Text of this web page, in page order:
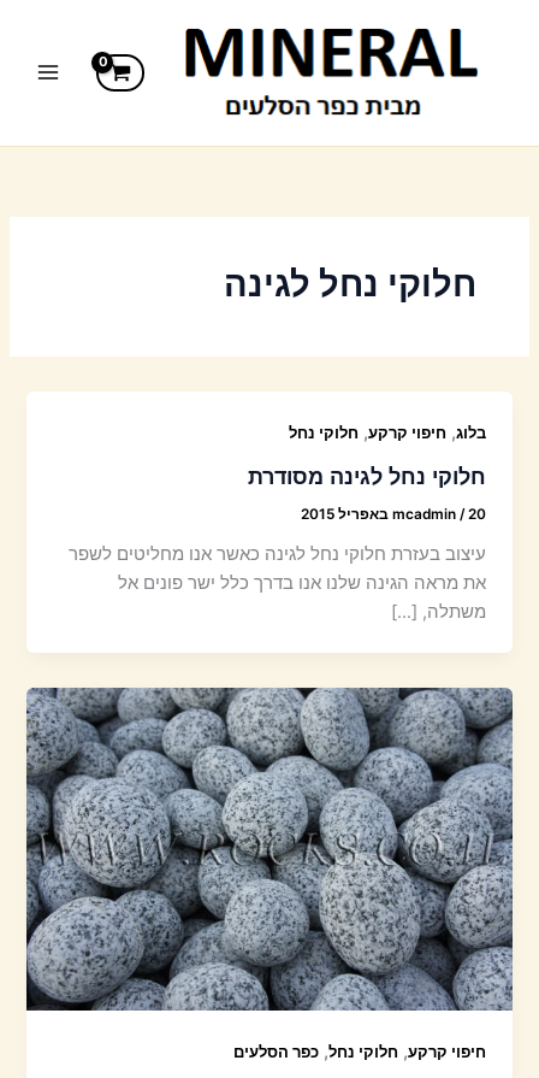
חלוקי נחל לגינה
בלוג, חיפוי קרקע, חלוקי נחל
חלוקי נחל לגינה מסודרת
mcadmin /20 באפריל 2015
עיצוב בעזרת חלוקי נחל לגינה כאשר אנו מחליטים לשפר
את מראה הגינה שלנו אנו בדרך כלל ישר פונים אל
משתלה, […]
חיפוי קרקע, חלוקי נחל,כפר הסלעים